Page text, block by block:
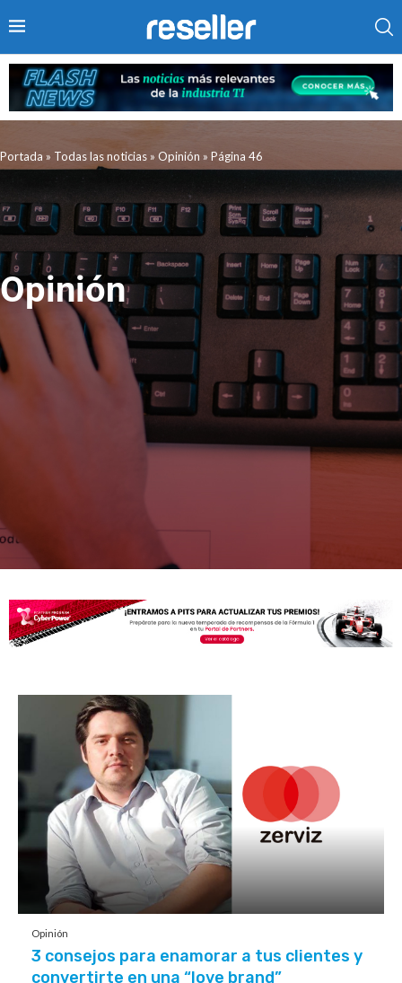
Portada » Todas las noticias » Opinión » Página 46
Opinión
Opinión
3 consejos para enamorar a tus clientes y
convertirte en una “love brand”